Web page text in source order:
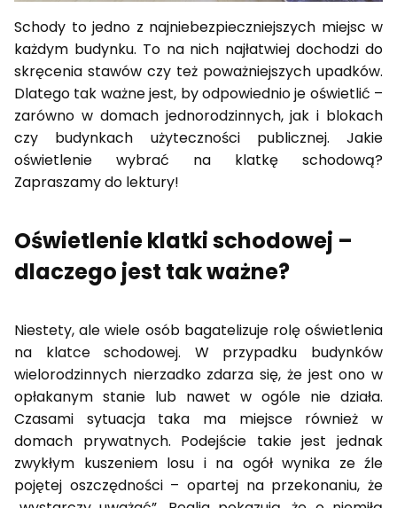
Schody to jedno z najniebezpieczniejszych miejsc w
każdym budynku. To na nich najłatwiej dochodzi do
skręcenia stawów czy też poważniejszych upadków.
Dlatego tak ważne jest, by odpowiednio je oświetlić –
zarówno w domach jednorodzinnych, jak i blokach
czy budynkach użyteczności publicznej. Jakie
oświetlenie wybrać na klatkę schodową?
Zapraszamy do lektury!
Oświetlenie klatki schodowej –
dlaczego jest tak ważne?
Niestety, ale wiele osób bagatelizuje rolę oświetlenia
na klatce schodowej. W przypadku budynków
wielorodzinnych nierzadko zdarza się, że jest ono w
opłakanym stanie lub nawet w ogóle nie działa.
Czasami sytuacja taka ma miejsce również w
domach prywatnych. Podejście takie jest jednak
zwykłym kuszeniem losu i na ogół wynika ze źle
pojętej oszczędności – opartej na przekonaniu, że